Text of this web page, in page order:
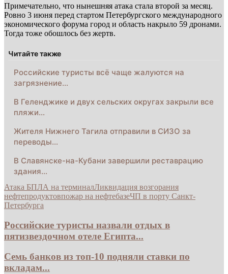
Примечательно, что нынешняя атака стала второй за месяц.
Ровно 3 июня перед стартом Петербургского международного
экономического форума город и область накрыло 59 дронами.
Тогда тоже обошлось без жертв.
Читайте также
Российские туристы всё чаще жалуются на
загрязнение…
В Геленджике и двух сельских округах закрыли все
пляжи…
Жителя Нижнего Тагила отправили в СИЗО за
переводы…
В Славянске-на-Кубани завершили реставрацию
здания…
Атака БПЛА на терминалЛиквидация возгорания
нефтепродуктовпожар на нефтебазеЧП в порту Санкт-
Петербурга
Российские туристы назвали отдых в
пятизвездочном отеле Египта...
Семь банков из топ-10 подняли ставки по
вкладам...